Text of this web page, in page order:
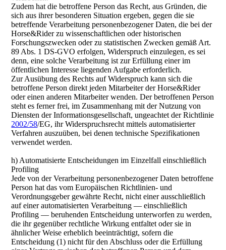
Zudem hat die betroffene Person das Recht, aus Gründen, die
sich aus ihrer besonderen Situation ergeben, gegen die sie
betreffende Verarbeitung personenbezogener Daten, die bei der
Horse&Rider zu wissenschaftlichen oder historischen
Forschungszwecken oder zu statistischen Zwecken gemäß Art.
89 Abs. 1 DS-GVO erfolgen, Widerspruch einzulegen, es sei
denn, eine solche Verarbeitung ist zur Erfüllung einer im
öffentlichen Interesse liegenden Aufgabe erforderlich.
Zur Ausübung des Rechts auf Widerspruch kann sich die
betroffene Person direkt jeden Mitarbeiter der Horse&Rider
oder einen anderen Mitarbeiter wenden. Der betroffenen Person
steht es ferner frei, im Zusammenhang mit der Nutzung von
Diensten der Informationsgesellschaft, ungeachtet der Richtlinie
2002/58/EG, ihr Widerspruchsrecht mittels automatisierter
Verfahren auszuüben, bei denen technische Spezifikationen
verwendet werden.
h) Automatisierte Entscheidungen im Einzelfall einschließlich
Profiling
Jede von der Verarbeitung personenbezogener Daten betroffene
Person hat das vom Europäischen Richtlinien- und
Verordnungsgeber gewährte Recht, nicht einer ausschließlich
auf einer automatisierten Verarbeitung — einschließlich
Profiling — beruhenden Entscheidung unterworfen zu werden,
die ihr gegenüber rechtliche Wirkung entfaltet oder sie in
ähnlicher Weise erheblich beeinträchtigt, sofern die
Entscheidung (1) nicht für den Abschluss oder die Erfüllung